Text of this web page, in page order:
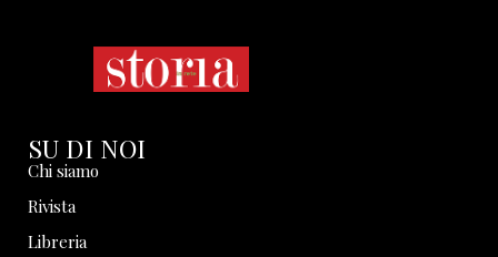
SU DI NOI
Chi siamo
Rivista
Libreria